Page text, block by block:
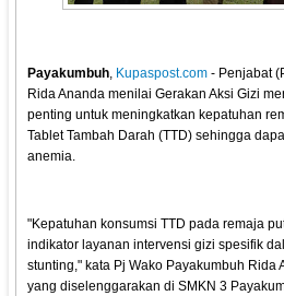
Payakumbuh, Kupaspost.com - Penjabat
Rida Ananda menilai Gerakan Aksi Gizi
penting untuk meningkatkan kepatuhan
Tablet Tambah Darah (TTD) sehingga
anemia.
"Kepatuhan konsumsi TTD pada remaja
indikator layanan intervensi gizi spesifik
stunting," kata Pj Wako Payakumbuh Rida
yang diselenggarakan di SMKN 3